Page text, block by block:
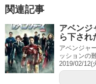
関連記事
アベンジ
ら下され
アベンジャ
ッションの
2019/02/12(